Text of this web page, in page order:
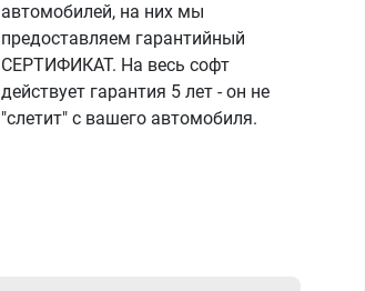
автомобилей, на них мы
предоставляем гарантийный
СЕРТИФИКАТ. На весь софт
действует гарантия 5 лет - он не
"слетит" с вашего автомобиля.